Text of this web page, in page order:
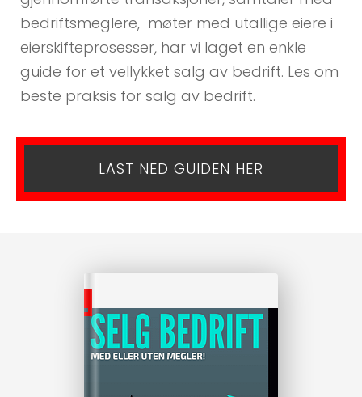
bedriftsmeglere, møter med utallige eiere i
eierskifteprosesser, har vi laget en enkle
guide for et vellykket salg av bedrift. Les om
beste praksis for salg av bedrift.
LAST NED GUIDEN HER